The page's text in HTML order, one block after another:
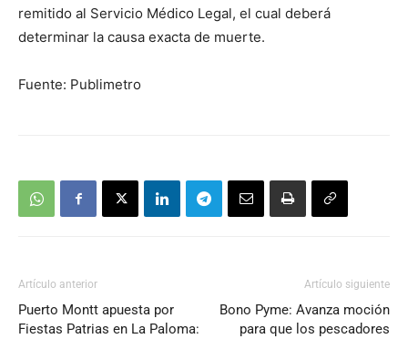
remitido al Servicio Médico Legal, el cual deberá
determinar la causa exacta de muerte.
Fuente: Publimetro
Artículo anterior
Puerto Montt apuesta por
Fiestas Patrias en La Paloma:
Artículo siguiente
Bono Pyme: Avanza moción
para que los pescadores